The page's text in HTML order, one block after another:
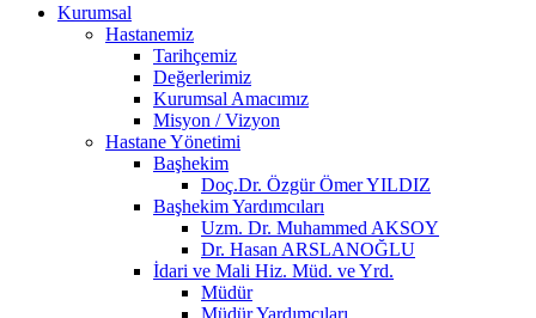
Kurumsal
Hastanemiz
Tarihçemiz
Değerlerimiz
Kurumsal Amacımız
Misyon / Vizyon
Hastane Yönetimi
Başhekim
Doç.Dr. Özgür Ömer YILDIZ
Başhekim Yardımcıları
Uzm. Dr. Muhammed AKSOY
Dr. Hasan ARSLANOĞLU
İdari ve Mali Hiz. Müd. ve Yrd.
Müdür
Müdür Yardımcıları